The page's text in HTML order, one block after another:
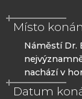
Místo
Náměstí Dr.
nachází v
Datum